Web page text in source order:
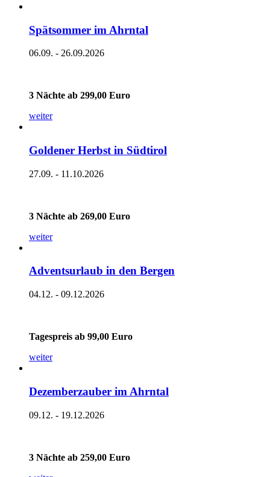
Spätsommer im Ahrntal
06.09. - 26.09.2026
3 Nächte ab 299,00 Euro
weiter
Goldener Herbst in Südtirol
27.09. - 11.10.2026
3 Nächte ab 269,00 Euro
weiter
Adventsurlaub in den Bergen
04.12. - 09.12.2026
Tagespreis ab 99,00 Euro
weiter
Dezemberzauber im Ahrntal
09.12. - 19.12.2026
3 Nächte ab 259,00 Euro